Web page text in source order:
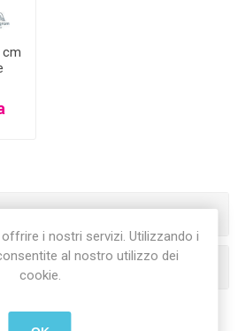
cm
i nostri servizi. Utilizzando i
al nostro utilizzo dei
cookie.